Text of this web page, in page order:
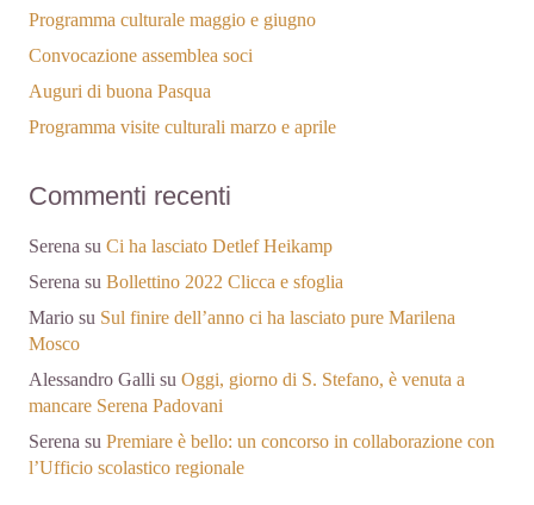
Programma culturale maggio e giugno
Convocazione assemblea soci
Auguri di buona Pasqua
Programma visite culturali marzo e aprile
Commenti recenti
Serena su Ci ha lasciato Detlef Heikamp
Serena su Bollettino 2022 Clicca e sfoglia
Mario su Sul finire dell’anno ci ha lasciato pure Marilena
Mosco
Alessandro Galli su Oggi, giorno di S. Stefano, è venuta a
mancare Serena Padovani
Serena su Premiare è bello: un concorso in collaborazione con
l’Ufficio scolastico regionale